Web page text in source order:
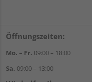
Öffnungszeiten:
Mo. – Fr. 09:00 – 18:00
Sa. 09:00 – 13:00